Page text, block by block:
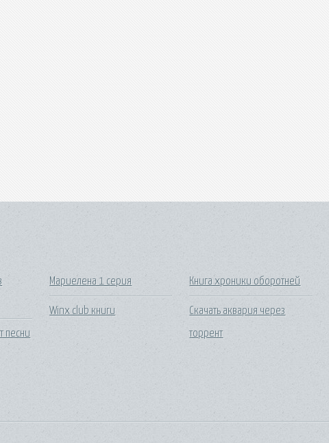
песни
Мариелена 1 серия
Winx club книги
Книга хроники оборотней
Скачать аквария через
торрент